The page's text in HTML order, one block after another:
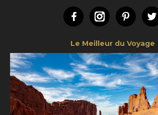
FacebookInstagram
Le Meilleur du Voyage